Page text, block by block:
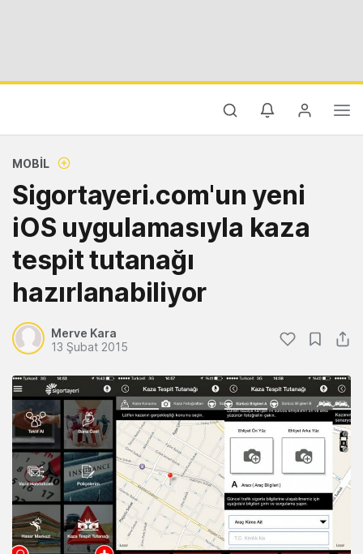
MOBIL
Sigortayeri.com'un yeni
iOS uygulamasıyla kaza
tespit tutanağı
hazırlanabiliyor
Merve Kara
13 Şubat 2015